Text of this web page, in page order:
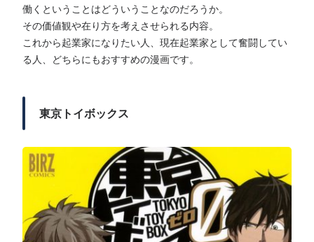
働くということはどういうことなのだろうか。
その価値観や在り方を考えさせられる内容。
これから起業家になりたい人、現在起業家として奮闘してい
る人、どちらにもおすすめの漫画です。
東京トイボックス